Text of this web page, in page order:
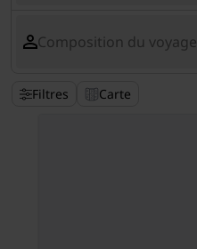
Composition du voyage
Filtres Carte